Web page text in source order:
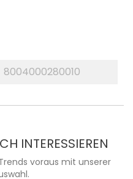
8004000280010
INTERESSIEREN
voraus mit unserer